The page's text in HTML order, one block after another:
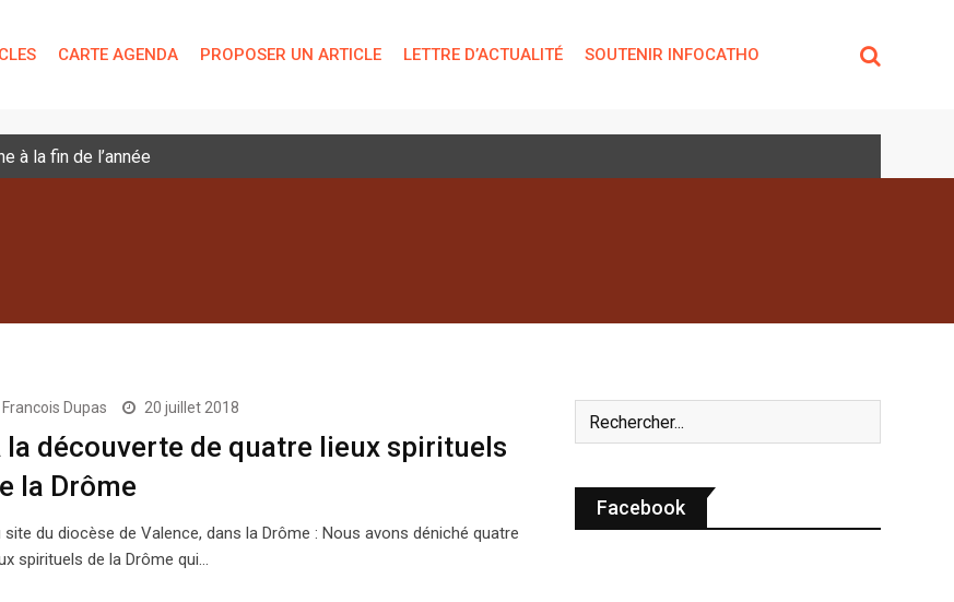
CARTE AGENDA PROPOSER UN ARTICLE LETTRE D’ACTUALITÉ SOUTENIR INFOCATHO
à la fin de l’année
Francois Dupas 20 juillet 2018
la découverte de quatre lieux spirituels
la Drôme
site du diocèse de Valence, dans la Drôme : Nous avons déniché quatre
spirituels de la Drôme qui…
Facebook